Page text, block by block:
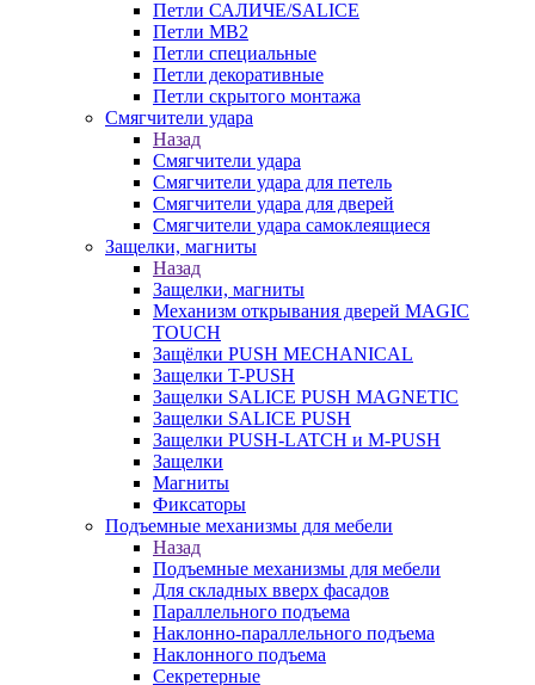
Петли САЛИЧЕ/SALICE
Петли MB2
Петли специальные
Петли декоративные
Петли скрытого монтажа
Смягчители удара
Назад
Смягчители удара
Смягчители удара для петель
Смягчители удара для дверей
Cмягчители удара самоклеящиеся
Защелки, магниты
Назад
Защелки, магниты
Механизм открывания дверей MAGIC
TOUCH
Защёлки PUSH MECHANICAL
Защелки T-PUSH
Защелки SALICE PUSH MAGNETIC
Защелки SALICE PUSH
Защелки PUSH-LATCH и M-PUSH
Защелки
Магниты
Фиксаторы
Подъемные механизмы для мебели
Назад
Подъемные механизмы для мебели
Для складных вверх фасадов
Параллельного подъема
Наклонно-параллельного подъема
Наклонного подъема
Секретерные